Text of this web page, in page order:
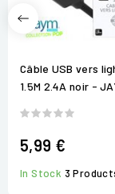
Câble USB vers
1.5M 2.4A noir -
5,99 €
In Stock 3